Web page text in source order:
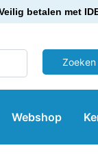
betalen met
Webshop